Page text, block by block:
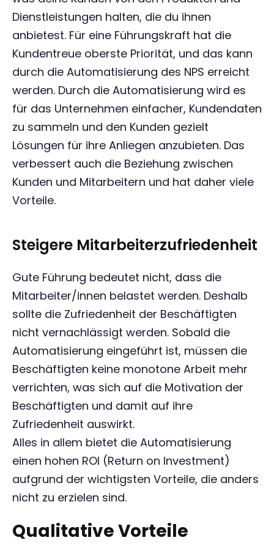
Dienstleistungen halten, die du ihnen
anbietest. Für eine Führungskraft hat die
Kundentreue oberste Priorität, und das kann
durch die Automatisierung des NPS erreicht
werden. Durch die Automatisierung wird es
für das Unternehmen einfacher, Kundendaten
zu sammeln und den Kunden gezielt
Lösungen für ihre Anliegen anzubieten. Das
verbessert auch die Beziehung zwischen
Kunden und Mitarbeitern und hat daher viele
Vorteile.
Steigere Mitarbeiterzufriedenheit
Gute Führung bedeutet nicht, dass die
Mitarbeiter/innen belastet werden. Deshalb
sollte die Zufriedenheit der Beschäftigten
nicht vernachlässigt werden. Sobald die
Automatisierung eingeführt ist, müssen die
Beschäftigten keine monotone Arbeit mehr
verrichten, was sich auf die Motivation der
Beschäftigten und damit auf ihre
Zufriedenheit auswirkt.
Alles in allem bietet die Automatisierung
einen hohen ROI (Return on Investment)
aufgrund der wichtigsten Vorteile, die anders
nicht zu erzielen sind.
Qualitative Vorteile